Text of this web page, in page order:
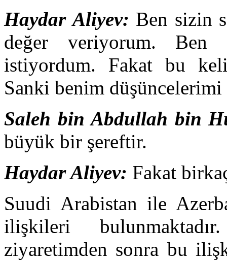
Haydar Aliyev: Ben sizin
değer veriyorum. Ben
istiyordum. Fakat bu
Sanki benim
Saleh bin Abdullah bin
büyük bir şereftir.
Haydar Aliyev: Fakat
Suudi Arabistan ile
ilişkileri
ziyaretimden sonra bu